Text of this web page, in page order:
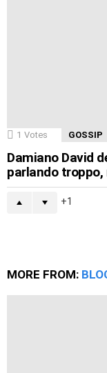
1 Votes GOSSIP
Damiano David
parlando
1
MORE FROM: